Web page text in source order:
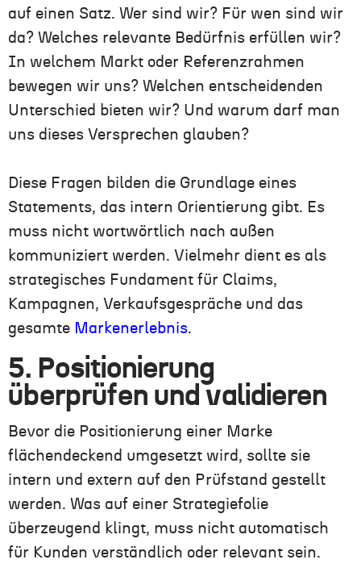
auf einen Satz. Wer sind wir? Für wen sind wir
da? Welches relevante Bedürfnis erfüllen wir?
In welchem Markt oder Referenzrahmen
bewegen wir uns? Welchen entscheidenden
Unterschied bieten wir? Und warum darf man
uns dieses Versprechen glauben?
Diese Fragen bilden die Grundlage eines
Statements, das intern Orientierung gibt. Es
muss nicht wortwörtlich nach außen
kommuniziert werden. Vielmehr dient es als
strategisches Fundament für Claims,
Kampagnen, Verkaufsgespräche und das
gesamte Markenerlebnis.
5. Positionierung
überprüfen und validieren
Bevor die Positionierung einer Marke
flächendeckend umgesetzt wird, sollte sie
intern und extern auf den Prüfstand gestellt
werden. Was auf einer Strategiefolie
überzeugend klingt, muss nicht automatisch
für Kunden verständlich oder relevant sein.